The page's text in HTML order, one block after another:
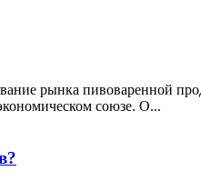
рынка пивоваренной
союзе. О...